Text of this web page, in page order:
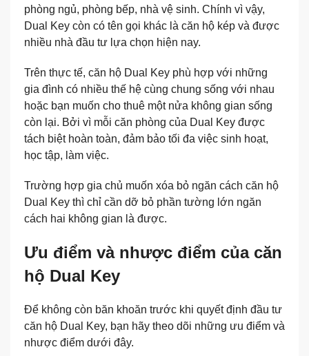
phòng ngủ, phòng bếp, nhà vệ sinh. Chính vì vậy,
Dual Key còn có tên gọi khác là căn hộ kép và được
nhiều nhà đầu tư lựa chọn hiện nay.
Trên thực tế, căn hộ Dual Key phù hợp với những
gia đình có nhiều thế hệ cùng chung sống với nhau
hoặc bạn muốn cho thuê một nửa không gian sống
còn lại. Bởi vì mỗi căn phòng của Dual Key được
tách biệt hoàn toàn, đảm bảo tối đa việc sinh hoạt,
học tập, làm việc.
Trường hợp gia chủ muốn xóa bỏ ngăn cách căn hộ
Dual Key thì chỉ cần dỡ bỏ phần tường lớn ngăn
cách hai không gian là được.
Ưu điểm và nhược điểm của căn
hộ Dual Key
Để không còn băn khoăn trước khi quyết định đầu tư
căn hộ Dual Key, bạn hãy theo dõi những ưu điểm và
nhược điểm dưới đây.